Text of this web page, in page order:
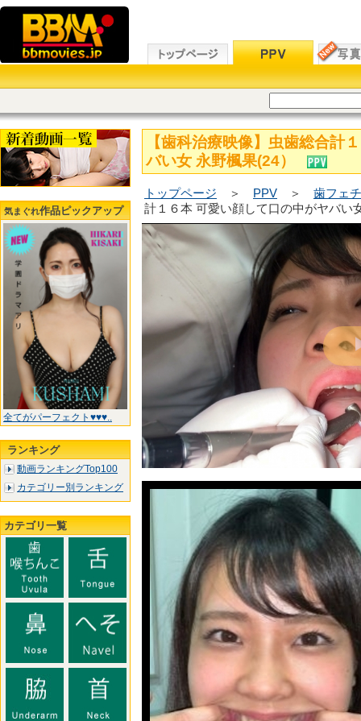
気まぐれ作品ピックアップ
全てがパーフェクト♥♥♥..
ランキング
動画ランキングTop100
カテゴリー別ランキング
カテゴリ一覧
【歯科治療映像】虫歯総合計
バい女 永野楓果(24）
トップページ ＞ PPV ＞ 歯フェ
計１６本 可愛い顔して口の中がヤバい